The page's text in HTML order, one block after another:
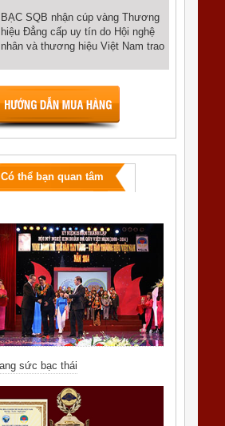
BẠC SQB nhận cúp vàng Thương
hiệu Đẳng cấp uy tín do Hội nghệ
nhân và thương hiệu Việt Nam trao
Có thể bạn quan tâm